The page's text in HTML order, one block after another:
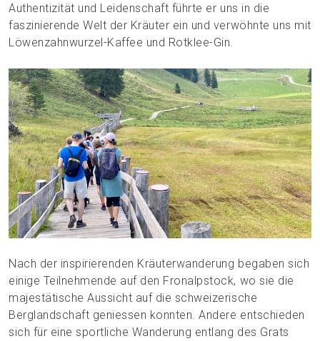
Authentizität und Leidenschaft führte er uns in die
faszinierende Welt der Kräuter ein und verwöhnte uns mit
Löwenzahnwurzel-Kaffee und Rotklee-Gin.
Nach der inspirierenden Kräuterwanderung begaben sich
einige Teilnehmende auf den Fronalpstock, wo sie die
majestätische Aussicht auf die schweizerische
Berglandschaft geniessen konnten. Andere entschieden
sich für eine sportliche Wanderung entlang des Grats